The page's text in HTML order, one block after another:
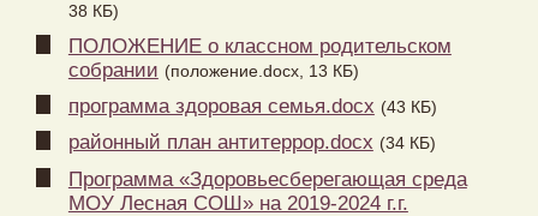
38 КБ)
ПОЛОЖЕНИЕ о классном родительском
собрании (положение.docx, 13 КБ)
программа здоровая семья.docx (43 КБ)
районный план антитеррор.docx (34 КБ)
Программа «Здоровьесберегающая среда
МОУ Лесная СОШ» на 2019-2024 г.г.